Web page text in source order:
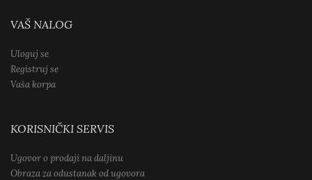
VAŠ NALOG
Uloguj se
Registruj se
Vaša korpa
KORISNIČKI SERVIS
Ugovor o prodaji na daljinu
Obraza za odustanak od ugovora